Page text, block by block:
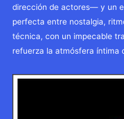
dirección de actores— y un
perfecta entre nostalgia,
técnica, con un impecable
refuerza la atmósfera íntima